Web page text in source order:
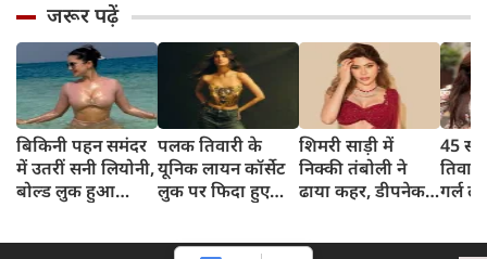
जरूर पढ़ें
बिकिनी पहन समंदर
में उतरीं सनी लियोनी,
बोल्ड लुक हुआ
पलक तिवारी के
यूनिक लायन कॉर्सेट
लुक पर फिदा हुए
शिमरी साड़ी में
निक्की तंबोली ने
ढाया कहर, डीपनेक
45
गर्ल